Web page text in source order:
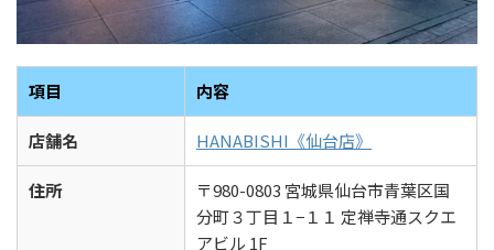
項目 内容
店舗名 HANABISHI《仙台店》
住所
〒980-0803 宮城県仙台市青葉区国
分町３丁目１−１１ 定禅寺通スクエ
アビル 1F